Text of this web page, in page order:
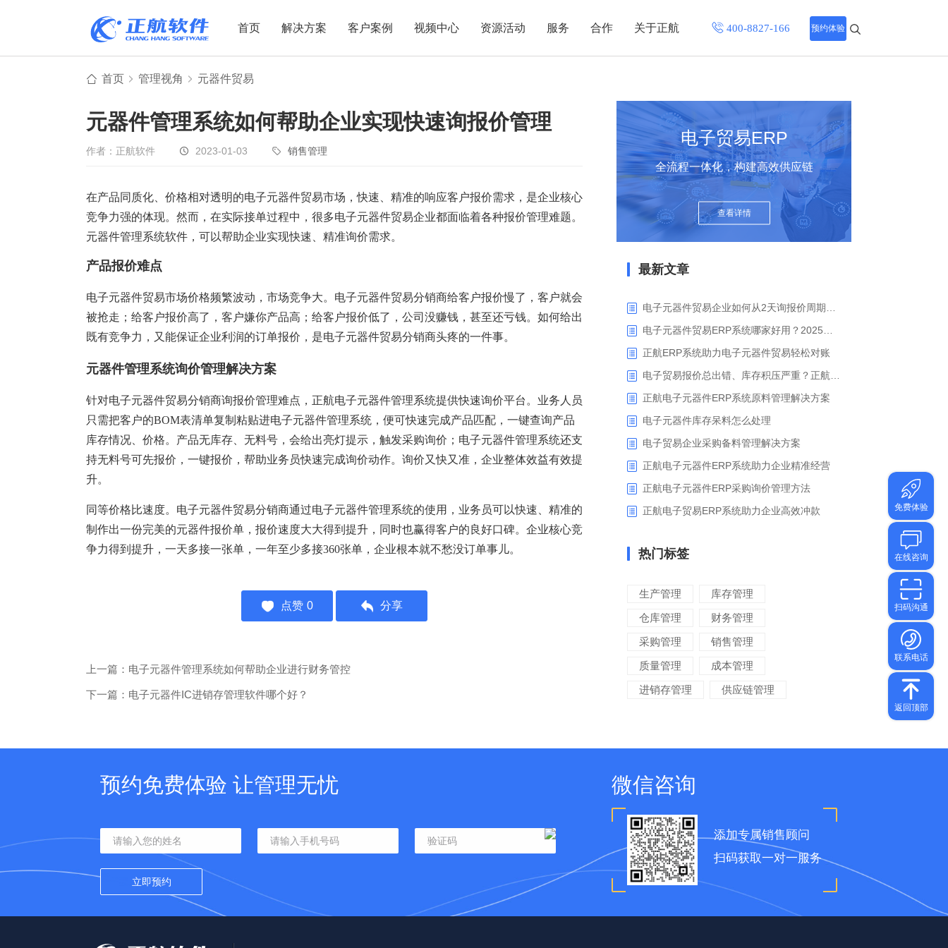
首页 解决方案
设备制造
非标自动化
电子制造
装备制造
机械行业
五金行业
PCB行业
塑胶加工
智能制造
查看更多>
电子贸易
元器件贸易
大宗贸易
IC贸易行业
项目型接单
工贸一体型
整合型贸易
工业设备贸易
查看更多>
生产管理
销售管理
成本核算
财务管理
研发管理
数字车间
进销存管理
APS排程
移动报工
智能物流
物料齐套
数据可视化
替代料管理
客户案例
机电设备 家用电器 电子制造
机械制造
视频中心 资源活动
市场活动
服务
售后服务
合作 关于正航
正航简介
正航历程
正航文化
联系正航
网站导航
预约体验
首页 管理视角 元器件贸易
元器件管理系统如何帮助企业实现快速询报价管理
作者：正航软件 2023-01-03 销售管理
在产品同质化、价格相对透明的电子元器件贸易市场，快速、精准的响应客户报价需求，是企业核心
竞争力强的体现。然而，在实际接单过程中，很多电子元器件贸易企业都面临着各种报价管理难题。
元器件管理系统软件，可以帮助企业实现快速、精准询价需求。
产品报价难点
电子元器件贸易市场价格频繁波动，市场竞争大。电子元器件贸易分销商给客户报价慢了，客户就会
被抢走；给客户报价高了，客户嫌你产品高；给客户报价低了，公司没赚钱，甚至还亏钱。如何给出
既有竞争力，又能保证企业利润的订单报价，是电子元器件贸易分销商头疼的一件事。
元器件管理系统询价管理解决方案
针对电子元器件贸易分销商询报价管理难点，正航电子元器件管理系统提供快速询价平台。业务人员
只需把客户的BOM表清单复制粘贴进电子元器件管理系统，便可快速完成产品匹配，一键查询产品
库存情况、价格。产品无库存、无料号，会给出亮灯提示，触发采购询价；电子元器件管理系统还支
持无料号可先报价，一键报价，帮助业务员快速完成询价动作。询价又快又准，企业整体效益有效提
升。
同等价格比速度。电子元器件贸易分销商通过电子元器件管理系统的使用，业务员可以快速、精准的
制作出一份完美的元器件报价单，报价速度大大得到提升，同时也赢得客户的良好口碑。企业核心竞
争力得到提升，一天多接一张单，一年至少多接360张单，企业根本就不愁没订单事儿。
点赞 0 分享
上一篇：电子元器件管理系统如何帮助企业进行财务管控
下一篇：电子元器件IC进销存管理软件哪个好？
电子贸易ERP
全流程一体化，构建高效供应链
查看详情
最新文章
正航ERP系统助力电子元器件贸易轻松对账
正航电子元器件ERP系统原料管理解决方案
电子元器件库存呆料怎么处理
电子贸易企业采购备料管理解决方案
正航电子元器件ERP系统助力企业精准经营
正航电子元器件ERP采购询价管理方法
正航电子贸易ERP系统助力企业高效冲款
热门标签
生产管理
库存管理
仓库管理
财务管理
采购管理
销售管理
质量管理
成本管理
进销存管理
供应链管理
预约免费体验 让管理无忧 微信咨询
添加专属销售顾问
扫码获取一对一服务